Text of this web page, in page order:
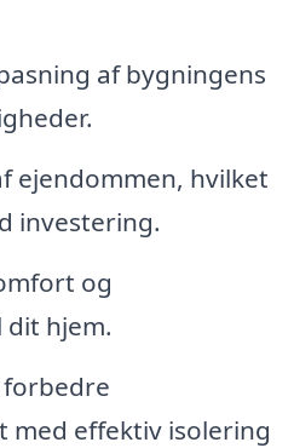
af bygningens
ejendommen, hvilket
investering.
og
hjem.
effektiv isolering